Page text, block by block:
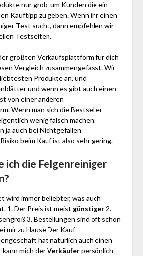
nur grob, um Kunden die ein
Kauftipp zu geben. Wenn ihr einen
Test sucht, dann empfehlen wir
Testseiten.
größten Verkaufsplattform für dich
Vergleich zusammengefasst. Wir
Produkte an, und
und wenn es gibt auch einen
von einer anderen
Wenn man sich die Bestseller
wenig falsch machen.
ja auch bei Nichtgefallen
beim Kauf ist also sehr gering.
ich die Felgenreiniger
wird immer beliebter, was auch
1. Der Preis ist meist günstiger2.
3. Bestellungen sind oft schon
mir zu Hause Der Kauf
hat natürlich auch einen
mich derVerkäuferpersönlich